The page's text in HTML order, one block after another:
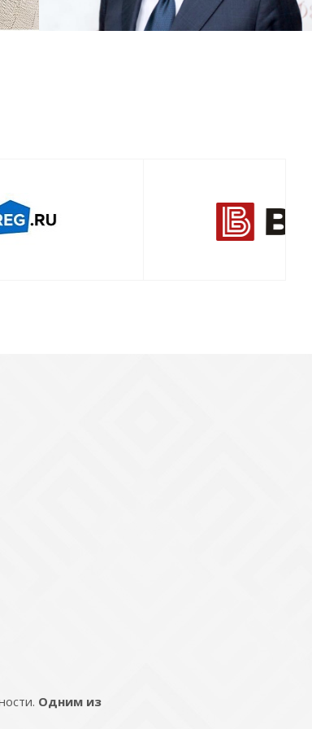
Смотреть проект
Одним из